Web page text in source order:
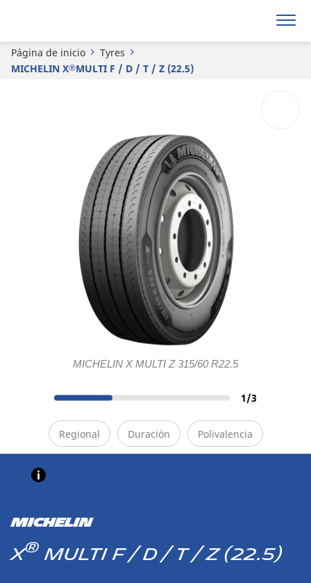
Página de inicio
Tyres
MICHELIN X®MULTI F / D / T / Z (22.5)
MICHELIN X MULTI Z 315/60 R22.5
1/3
Regional Duración Polivalencia
MICHELIN
X® MULTI F / D / T / Z (22.5)